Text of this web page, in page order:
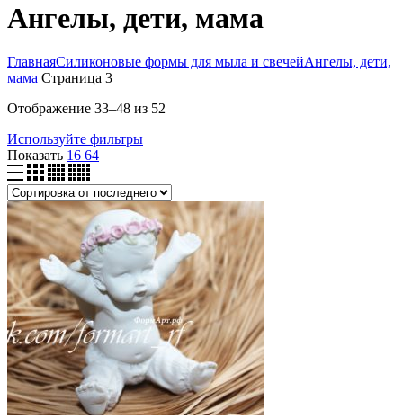
Ангелы, дети, мама
ГлавнаяСиликоновые формы для мыла и свечейАнгелы, дети,
мама Страница 3
Отображение 33–48 из 52
Используйте фильтры
Показать 16 64